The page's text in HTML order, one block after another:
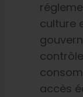
culture
accès